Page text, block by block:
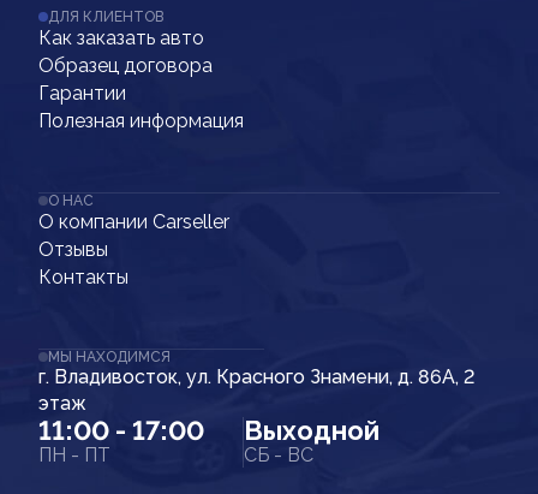
ДЛЯ КЛИЕНТОВ
Как заказать авто
Образец договора
Гарантии
Полезная информация
О НАС
О компании Carseller
Отзывы
Контакты
МЫ НАХОДИМСЯ
г. Владивосток, ул. Красного Знамени, д. 86А, 2
этаж
11:00 - 17:00
ПН - ПТ
Выходной
СБ - ВС